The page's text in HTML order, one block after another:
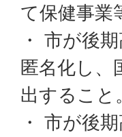
て保健事業
・ 市が後
匿名化し、
出すること。
・ 市が後